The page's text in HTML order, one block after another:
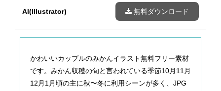
AI(Illustrator) 無料ダウンロード
かわいいカップルのみかんイラスト無料フリー素材
です。みかん収穫の旬と言われている季節10月11月
12月1月頃の主に秋〜冬に利用シーンが多く、JPG